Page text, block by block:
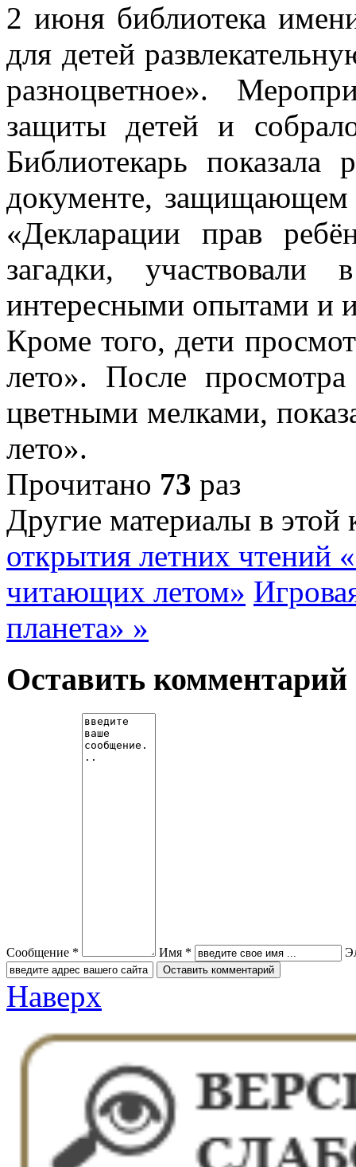
2 июня библиотека
для детей
разноцветное».
защиты детей и
Библиотекарь
документе, защищающем
«Декларации прав
загадки, участвовали
интересными опытами и
Кроме того, дети
лето». После
цветными мелками,
лето».
Прочитано 73 раз
Другие материалы в этой
открытия летних чтений
читающих летом»
планета» »
Оставить комментарий
Сообщение * Имя *
Наверх